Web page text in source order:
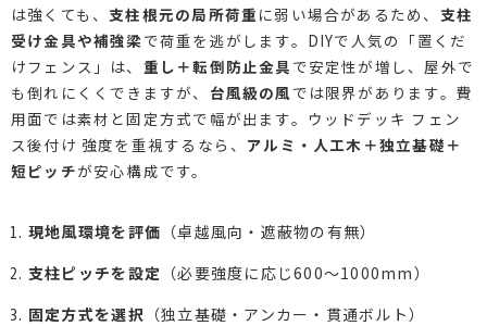
は強くても、 支柱根元の局所荷重 に弱い場合があるため、 支柱
受け金具や補強梁で荷重を逃がします。DIYで人気の「置くだ
けフェンス」は、 重し＋転倒防止金具 で安定性が増し、屋外で
も倒れにくくできますが、 台風級の風 では限界があります。費
用面では素材と固定方式で幅が出ます。ウッドデッキ フェン
ス後付け 強度を重視するなら、 アルミ・人工木＋独立基礎＋
短ピッチが安心構成です。
現地風環境を評価 （卓越風向・遮蔽物の有無）
支柱ピッチを設定 （必要強度に応じ600〜1000mm）
固定方式を選択 （独立基礎・アンカー・貫通ボルト）